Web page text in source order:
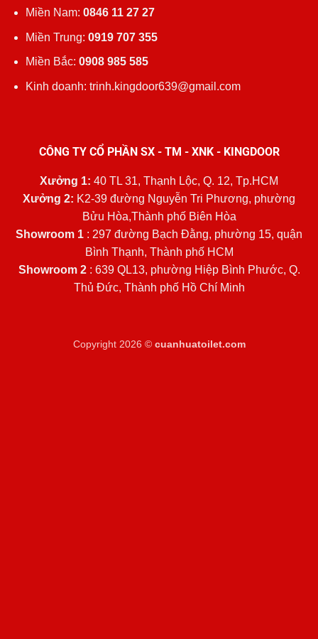
Miền Nam: 0846 11 27 27
Miền Trung: 0919 707 355
Miền Bắc: 0908 985 585
Kinh doanh: trinh.kingdoor639@gmail.com
CÔNG TY CỔ PHẦN SX - TM - XNK - KINGDOOR
Xưởng 1: 40 TL 31, Thạnh Lộc, Q. 12, Tp.HCM
Xưởng 2: K2-39 đường Nguyễn Tri Phương, phường
Bửu Hòa,Thành phố Biên Hòa
Showroom 1 : 297 đường Bạch Đằng, phường 15, quận
Bình Thạnh, Thành phố HCM
Showroom 2: 639 QL13, phường Hiệp Bình Phước, Q.
Thủ Đức, Thành phố Hồ Chí Minh
Copyright 2026 © cuanhuatoilet.com